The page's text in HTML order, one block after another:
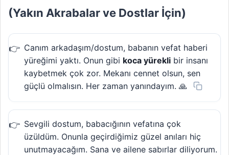
(Yakın Akrabalar ve Dostlar İçin)
Canım arkadaşım/dostum, babanın vefat haberi
yüreğimi yaktı. Onun gibi koca yürekli bir insanı
kaybetmek çok zor. Mekanı cennet olsun, sen
güçlü olmalısın. Her zaman yanındayım. 🙏
Sevgili dostum, babacığının vefatına çok
üzüldüm. Onunla geçirdiğimiz güzel anıları hiç
unutmayacağım. Sana ve ailene sabırlar diliyorum.